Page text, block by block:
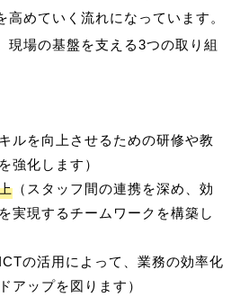
高めていく流れになっています。
現場の基盤を支える3つの取り組
ルを向上させるための研修や教
強化します）
（スタッフ間の連携を深め、効
実現するチームワークを構築し
ICTの活用によって、業務の効率化
アップを図ります）